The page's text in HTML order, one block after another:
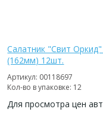
Салатник "Свит
(162мм) 12шт.
Артикул: 00118697
Кол-во в упаковке: 12
Для просмотра цен